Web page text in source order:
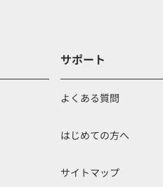
サポート
よくある質問
はじめての方へ
サイトマップ